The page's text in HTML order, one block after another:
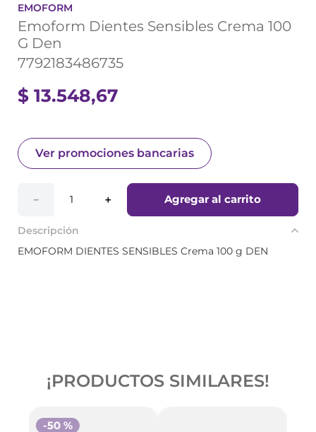
EMOFORM
Emoform Dientes Sensibles Crema 100
G Den
7792183486735
$ 13.548,67
Ver promociones bancarias
＋
－ Agregar al carrito
Descripción
EMOFORM DIENTES SENSIBLES Crema 100 g DEN
¡PRODUCTOS SIMILARES!
-50 %